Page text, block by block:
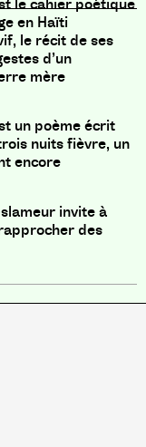
le cahier poétique
en Haïti
le récit de ses
d’un
mère
un poème écrit
nuits fièvre, un
encore
invite à
des